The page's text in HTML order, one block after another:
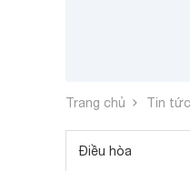
Trang chủ Tin tức
Điều hòa